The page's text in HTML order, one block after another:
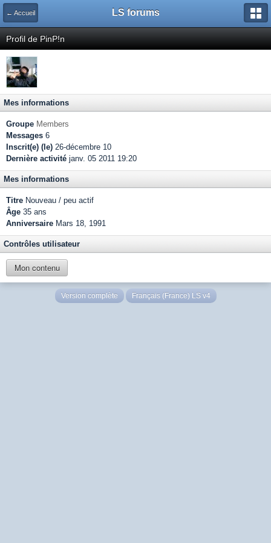
← Accueil LS forums
Profil de PinP!n
Mes informations
Groupe Members
Messages 6
Inscrit(e) (le) 26-décembre 10
Dernière activité janv. 05 2011 19:20
Mes informations
Titre Nouveau / peu actif
Âge 35 ans
Anniversaire Mars 18, 1991
Contrôles utilisateur
Mon contenu
Version complète Français (France) LS v4